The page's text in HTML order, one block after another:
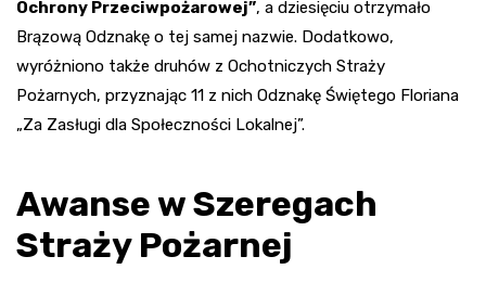
Ochrony Przeciwpożarowej”, a dziesięciu otrzymało
Brązową Odznakę o tej samej nazwie. Dodatkowo,
wyróżniono także druhów z Ochotniczych Straży
Pożarnych, przyznając 11 z nich Odznakę Świętego Floriana
„Za Zasługi dla Społeczności Lokalnej”.
Awanse w Szeregach
Straży Pożarnej